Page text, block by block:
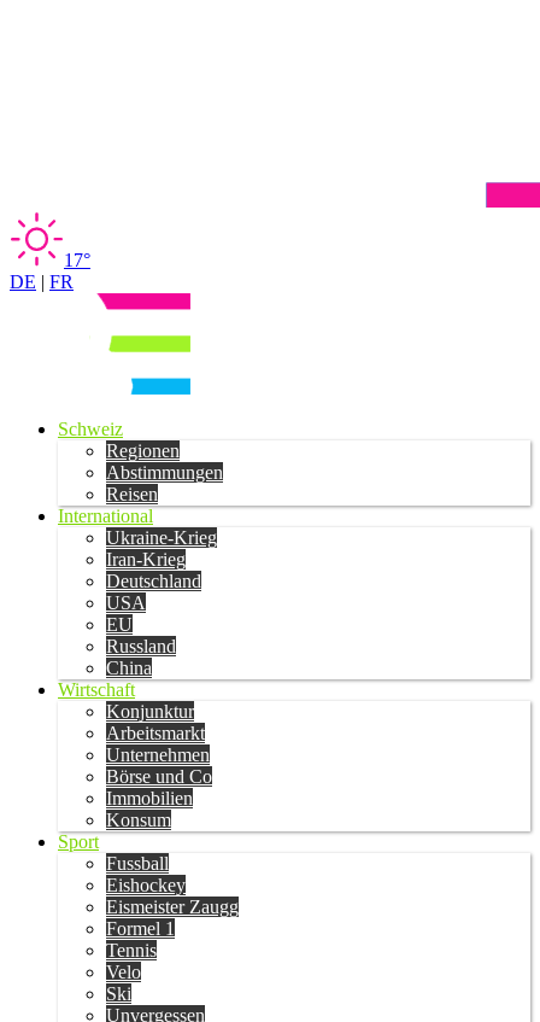
17°
DE | FR
Schweiz
Regionen
Abstimmungen
Reisen
International
Ukraine-Krieg
Iran-Krieg
Deutschland
USA
EU
Russland
China
Wirtschaft
Konjunktur
Arbeitsmarkt
Unternehmen
Börse und Co
Immobilien
Konsum
Sport
Fussball
Eishockey
Eismeister Zaugg
Formel 1
Tennis
Velo
Ski
Unvergessen